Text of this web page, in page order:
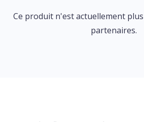
Ce produit n'est actuellement
partenaires.